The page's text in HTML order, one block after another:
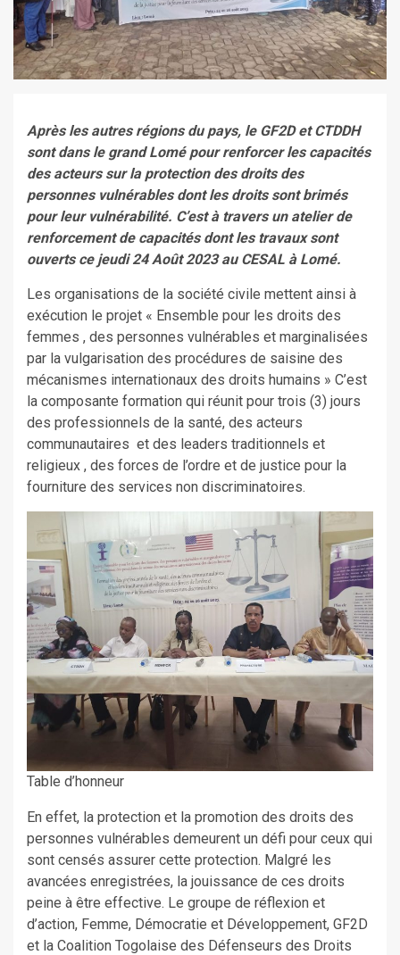
Après les autres régions du pays, le GF2D et CTDDH
sont dans le grand Lomé pour renforcer les capacités
des acteurs sur la protection des droits des
personnes vulnérables dont les droits sont brimés
pour leur vulnérabilité. C’est à travers un atelier de
renforcement de capacités dont les travaux sont
ouverts ce jeudi 24 Août 2023 au CESAL à Lomé.
Les organisations de la société civile mettent ainsi à
exécution le projet « Ensemble pour les droits des
femmes , des personnes vulnérables et marginalisées
par la vulgarisation des procédures de saisine des
mécanismes internationaux des droits humains » C’est
la composante formation qui réunit pour trois (3) jours
des professionnels de la santé, des acteurs
communautaires et des leaders traditionnels et
religieux , des forces de l’ordre et de justice pour la
fourniture des services non discriminatoires.
Table d’honneur
En effet, la protection et la promotion des droits des
personnes vulnérables demeurent un défi pour ceux qui
sont censés assurer cette protection. Malgré les
avancées enregistrées, la jouissance de ces droits
peine à être effective. Le groupe de réflexion et
d’action, Femme, Démocratie et Développement, GF2D
et la Coalition Togolaise des Défenseurs des Droits